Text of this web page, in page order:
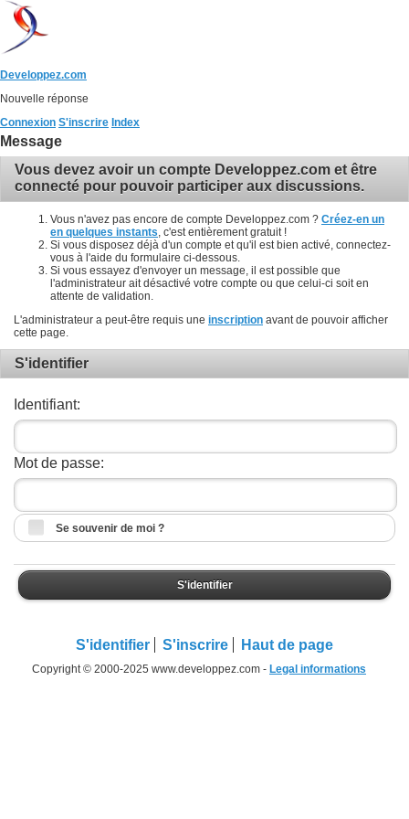
Developpez.com
Nouvelle réponse
Connexion S'inscrire Index
Message
Vous devez avoir un compte Developpez.com et être
connecté pour pouvoir participer aux discussions.
Vous n'avez pas encore de compte Developpez.com ? Créez-en un
en quelques instants , c'est entièrement gratuit !
Si vous disposez déjà d'un compte et qu'il est bien activé, connectez-
vous à l'aide du formulaire ci-dessous.
Si vous essayez d'envoyer un message, il est possible que
l'administrateur ait désactivé votre compte ou que celui-ci soit en
attente de validation.
L'administrateur a peut-être requis une inscription avant de pouvoir afficher
cette page.
S'identifier
Identifiant:
Mot de passe:
Se souvenir de moi ?
S'identifier
S'identifier S'inscrire Haut de page
Copyright © 2000-2025 www.developpez.com - Legal informations